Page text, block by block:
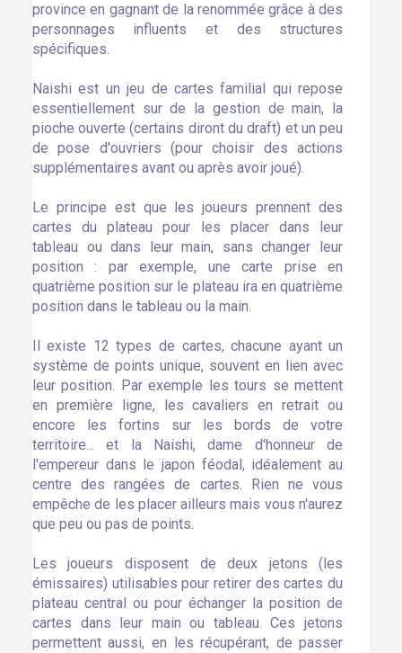
province en gagnant de la renommée grâce à des
personnages influents et des structures
spécifiques.
Naishi est un jeu de cartes familial qui repose
essentiellement sur de la gestion de main, la
pioche ouverte (certains diront du draft) et un peu
de pose d'ouvriers (pour choisir des actions
supplémentaires avant ou après avoir joué).
Le principe est que les joueurs prennent des
cartes du plateau pour les placer dans leur
tableau ou dans leur main, sans changer leur
position : par exemple, une carte prise en
quatrième position sur le plateau ira en quatrième
position dans le tableau ou la main.
Il existe 12 types de cartes, chacune ayant un
système de points unique, souvent en lien avec
leur position. Par exemple les tours se mettent
en première ligne, les cavaliers en retrait ou
encore les fortins sur les bords de votre
territoire... et la Naishi, dame d'honneur de
l'empereur dans le japon féodal, idéalement au
centre des rangées de cartes. Rien ne vous
empêche de les placer ailleurs mais vous n'aurez
que peu ou pas de points.
Les joueurs disposent de deux jetons (les
émissaires) utilisables pour retirer des cartes du
plateau central ou pour échanger la position de
cartes dans leur main ou tableau. Ces jetons
permettent aussi, en les récupérant, de passer